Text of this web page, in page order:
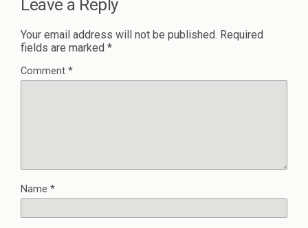
Leave a Reply
Your email address will not be published. Required
fields are marked *
Comment *
Name *